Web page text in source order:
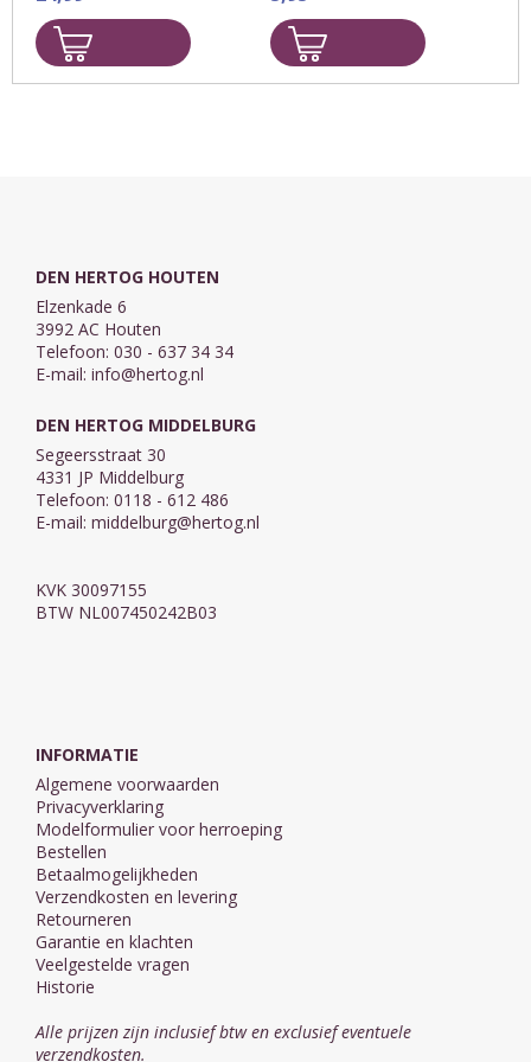
naar zijn beeld en
nodigt ons uit om het
leven te ervaren ‘in al
zijn ...
Opdruk:
Wie de Heer
verwachten, zullen hun
kracht vernieuwen, zij
DEN HERTOG HOUTEN
Elzenkade 6
3992 AC Houten
Telefoon: 030 - 637 34 34
E-mail: info@hertog.nl
DEN HERTOG MIDDELBURG
Segeersstraat 30
4331 JP Middelburg
Telefoon: 0118 - 612 486
E-mail: middelburg@hertog.nl
KVK 30097155
BTW NL007450242B03
INFORMATIE
Algemene voorwaarden
Privacyverklaring
Modelformulier voor herroeping
Bestellen
Betaalmogelijkheden
Verzendkosten en levering
Retourneren
Garantie en klachten
Veelgestelde vragen
Historie
Alle prijzen zijn inclusief btw en exclusief eventuele
verzendkosten.